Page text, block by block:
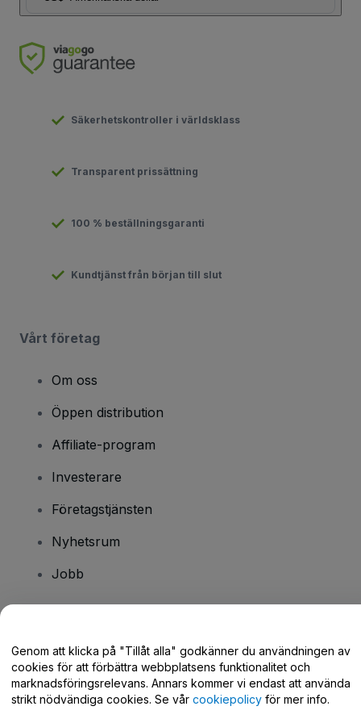
Säkerhetskontroller i världsklass
Transparent prissättning
100 % beställningsgaranti
Kundtjänst från början till slut
Vårt företag
Om oss
Öppen distribution
Affiliate-program
Investerare
Företagstjänsten
Nyhetsrum
Jobb
Hjälpcenter / Kontakta oss
Genom att klicka på "Tillåt alla" godkänner du användningen av
cookies för att förbättra webbplatsens funktionalitet och
marknadsföringsrelevans. Annars kommer vi endast att använda
strikt nödvändiga cookies. Se vår cookiepolicy för mer info.